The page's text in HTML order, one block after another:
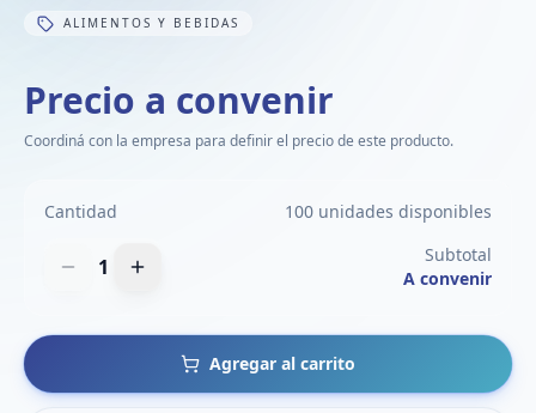
ALIMENTOS Y BEBIDAS
Precio a convenir
Coordiná con la empresa para definir el precio de este producto.
Cantidad 100 unidades disponibles
1
Subtotal
A convenir
Agregar al carrito